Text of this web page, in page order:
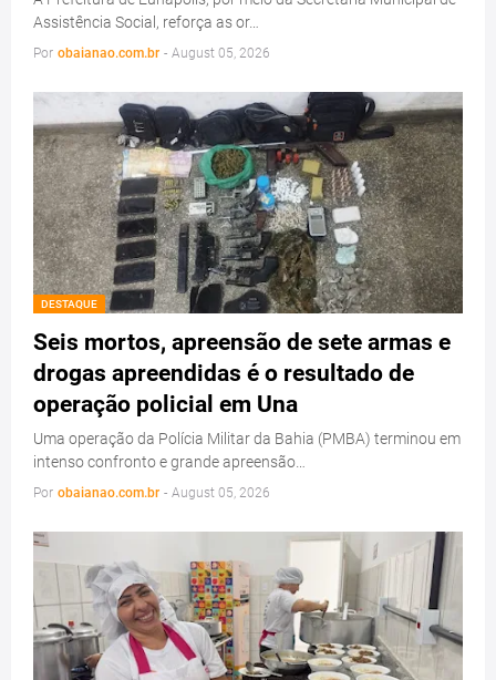
Assistência Social, reforça as or…
Por obaianao.com.br - August 05, 2026
DESTAQUE
Seis mortos, apreensão de sete armas e
drogas apreendidas é o resultado de
operação policial em Una
Uma operação da Polícia Militar da Bahia (PMBA) terminou em
intenso confronto e grande apreensão…
Por obaianao.com.br - August 05, 2026